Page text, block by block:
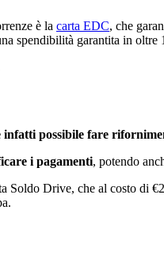
è la carta EDC, che
spendibilità garantita in
possibile fare
i pagamenti, potendo
Soldo Drive, che al costo di